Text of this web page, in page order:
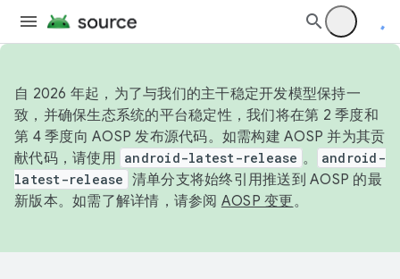
自 2026 年起，为了与我们的主干稳定开发模型保持一
致，并确保生态系统的平台稳定性，我们将在第 2 季度和
第 4 季度向 AOSP 发布源代码。如需构建 AOSP 并为其贡
献代码，请使用 android-latest-release 。
android-
latest-release 清单分支将始终引用推送到 AOSP 的最
新版本。如需了解详情，请参阅 AOSP 变更。